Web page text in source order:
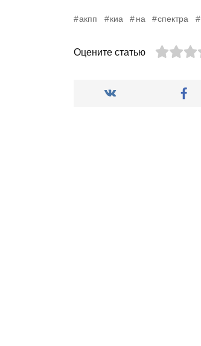
акпп киа на спектра
Оцените статью